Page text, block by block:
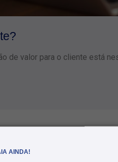
AINDA!
de valor para o cliente está
artigos e